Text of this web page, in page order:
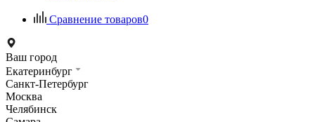
Сравнение товаров0
Ваш город
Екатеринбург
Санкт-Петербург
Москва
Челябинск